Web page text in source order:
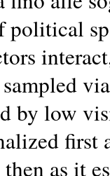
political
by low
as it